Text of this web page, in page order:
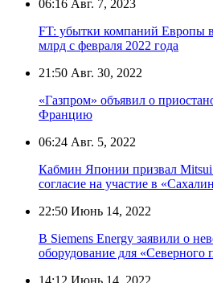
06:16 Авг. 7, 2023
FT: убытки компаний Европы
млрд с февраля 2022 года
21:50 Авг. 30, 2022
«Газпром» объявил о
Францию
06:24 Авг. 5, 2022
Кабмин Японии призвал Mitsui
согласие на участие в
22:50 Июнь 14, 2022
В Siemens Energy заявили о
оборудование для «Северного
14:12 Июнь 14, 2022